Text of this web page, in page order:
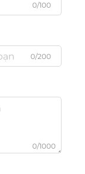
0/100
0/200
0/1000